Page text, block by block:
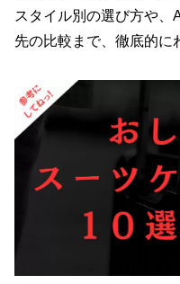
スタイル別の選び方や、
先の比較まで、徹底的に